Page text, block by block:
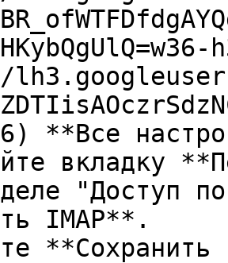
**Все
вкладку
"Доступ по
IMAP**.
**Сохранить